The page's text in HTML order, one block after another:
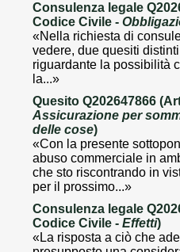
Consulenza legale
Codice Civile -
«Nella richiesta di
vedere, due quesiti
riguardante la possibilità
la...»
Quesito Q202647866
Assicurazione per
delle cose)
«Con la presente
abuso commerciale in
che sto riscontrando in
per il prossimo...»
Consulenza legale
Codice Civile - Effetti)
«La risposta a ciò che